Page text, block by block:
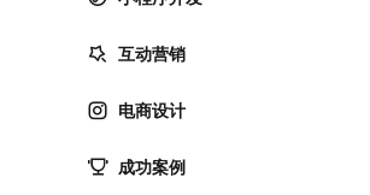
互动营销
电商设计
成功案例